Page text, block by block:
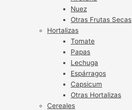
Nuez
Otras Frutas Secas
Hortalizas
Tomate
Papas
Lechuga
Espárragos
Capsicum
Otras Hortalizas
Cereales